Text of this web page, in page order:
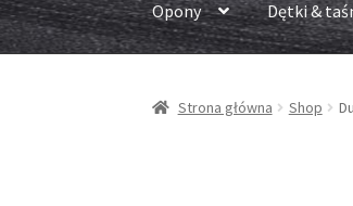
Opony Dętki &
Strona główna Shop